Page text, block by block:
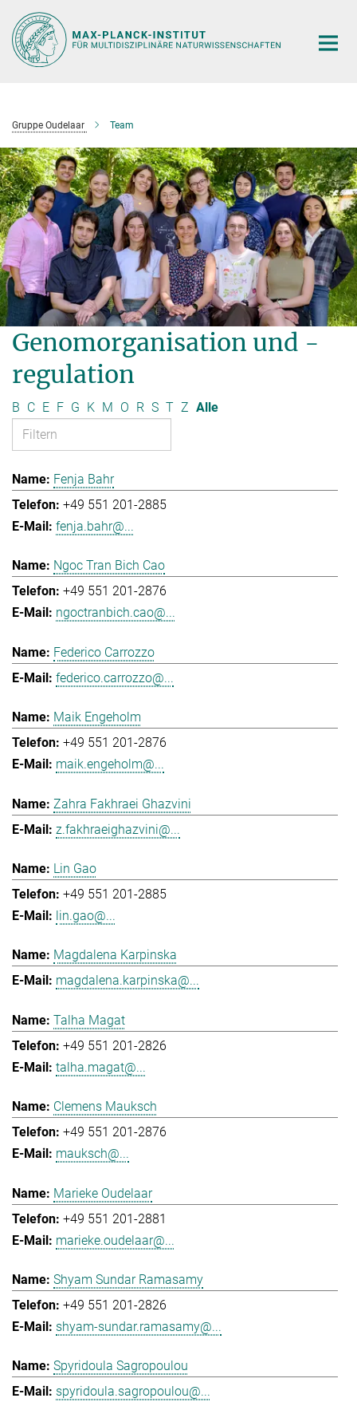
Hauptinhalt
Gruppe Oudelaar Team
Genomorganisation und -
regulation
B C E F G K M O R S T Z Alle
Fenja Bahr
+49 551 201-2885
fenja.bahr@...
Ngoc Tran Bich Cao
+49 551 201-2876
ngoctranbich.cao@...
Federico Carrozzo
federico.carrozzo@...
Maik Engeholm
+49 551 201-2876
maik.engeholm@...
Zahra Fakhraei Ghazvini
z.fakhraeighazvini@...
Lin Gao
+49 551 201-2885
lin.gao@...
Magdalena Karpinska
magdalena.karpinska@...
Talha Magat
+49 551 201-2826
talha.magat@...
Clemens Mauksch
+49 551 201-2876
mauksch@...
Marieke Oudelaar
+49 551 201-2881
marieke.oudelaar@...
Shyam Sundar Ramasamy
+49 551 201-2826
shyam-sundar.ramasamy@...
Spyridoula Sagropoulou
spyridoula.sagropoulou@...